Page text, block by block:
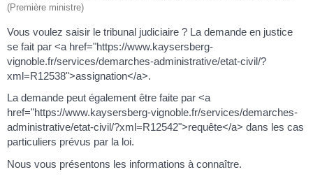
(Première ministre)
Vous voulez saisir le tribunal judiciaire ? La demande en justice
se fait par <a href="https://www.kaysersberg-
vignoble.fr/services/demarches-administrative/etat-civil/?
xml=R12538">assignation</a>.
La demande peut également être faite par <a
href="https://www.kaysersberg-vignoble.fr/services/demarches-
administrative/etat-civil/?xml=R12542">requête</a> dans les cas
particuliers prévus par la loi.
Nous vous présentons les informations à connaître.